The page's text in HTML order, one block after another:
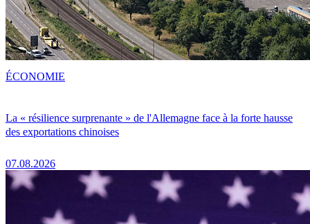
La « résilience surprenante » de l'Allemagne face à la forte hausse
des exportations chinoises
07.08.2026
ÉCONOMIE